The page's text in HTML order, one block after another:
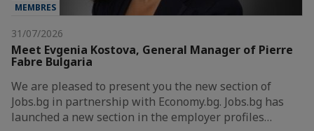
MEMBRES
31/07/2026
Meet Evgenia Kostova, General Manager of Pierre
Fabre Bulgaria
We are pleased to present you the new section of
Jobs.bg in partnership with Economy.bg. Jobs.bg has
launched a new section in the employer profiles…